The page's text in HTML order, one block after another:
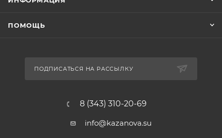
ПОМОЩЬ
ПОДПИСАТЬСЯ НА РАССЫЛКУ
8 (343) 310-20-69
info@kazanova.su